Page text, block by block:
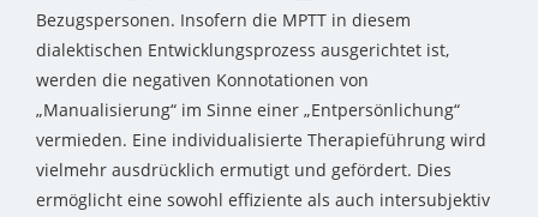
Bezugspersonen. Insofern die MPTT in diesem
dialektischen Entwicklungsprozess ausgerichtet ist,
werden die negativen Konnotationen von
„Manualisierung“ im Sinne einer „Entpersönlichung“
vermieden. Eine individualisierte Therapieführung wird
vielmehr ausdrücklich ermutigt und gefördert. Dies
ermöglicht eine sowohl effiziente als auch intersubjektiv